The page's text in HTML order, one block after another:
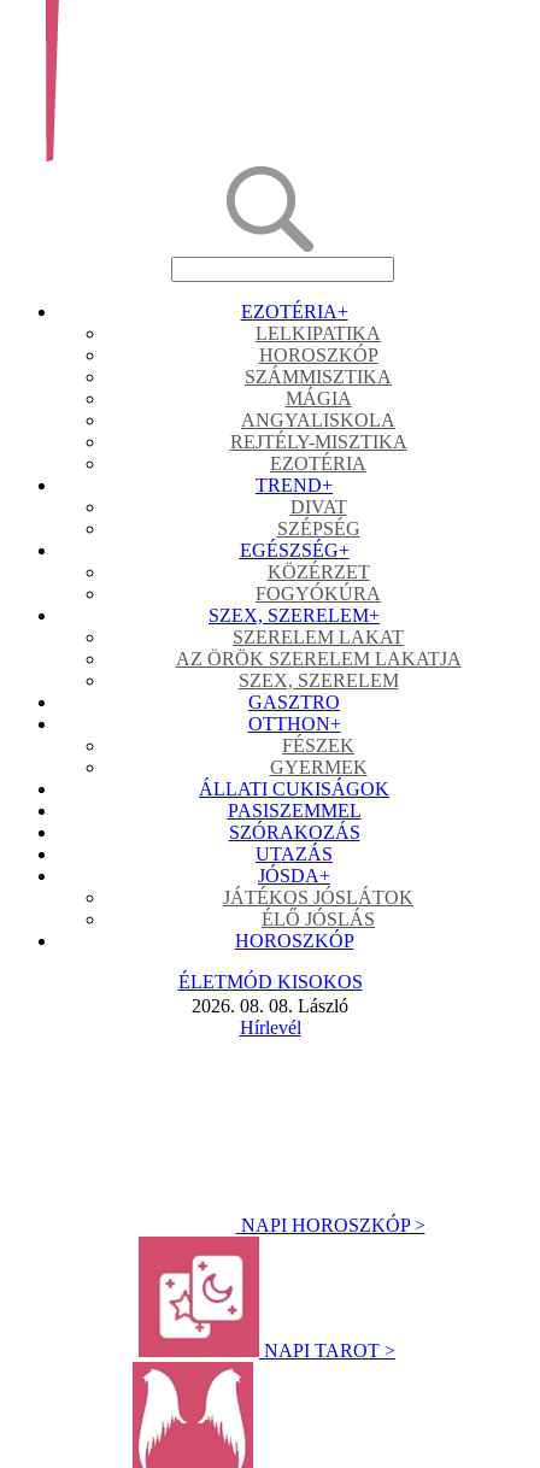
EZOTÉRIA+
LELKIPATIKA
HOROSZKÓP
SZÁMMISZTIKA
MÁGIA
ANGYALISKOLA
REJTÉLY-MISZTIKA
EZOTÉRIA
TREND+
DIVAT
SZÉPSÉG
EGÉSZSÉG+
KÖZÉRZET
FOGYÓKÚRA
SZEX, SZERELEM+
SZERELEM LAKAT
AZ ÖRÖK SZERELEM LAKATJA
SZEX, SZERELEM
GASZTRO
OTTHON+
FÉSZEK
GYERMEK
ÁLLATI CUKISÁGOK
PASISZEMMEL
SZÓRAKOZÁS
UTAZÁS
JÓSDA+
JÁTÉKOS JÓSLÁTOK
ÉLŐ JÓSLÁS
HOROSZKÓP
ÉLETMÓD KISOKOS
2026. 08. 08. László
Hírlevél
NAPI HOROSZKÓP >
NAPI TAROT >